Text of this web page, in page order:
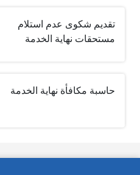
تقديم شكوى عدم استلام
مستحقات نهاية الخدمة
حاسبة مكافأة نهاية الخدمة